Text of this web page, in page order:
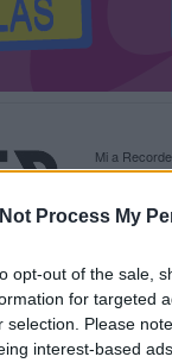
Process My
opt-out of the sale,
for targeted
selection. Please
interest-based
Interjú
Mi a
PODCASTJAI ITT!